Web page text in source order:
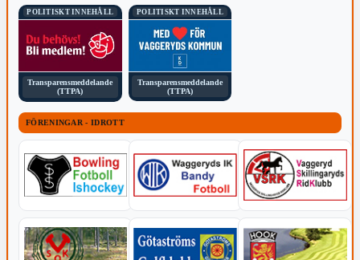
POLITISKT INNEHÅLL
Transparensmeddelande
(TTPA)
POLITISKT INNEHÅLL
Transparensmeddelande
(TTPA)
FÖRENINGAR - IDROTT